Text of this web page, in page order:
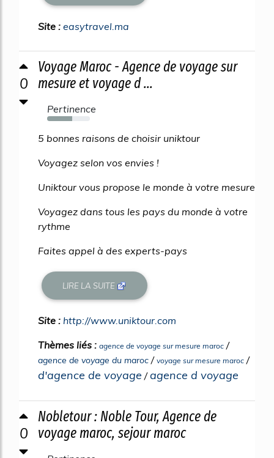
Site : easytravel.ma
0
Voyage Maroc - Agence de voyage sur
mesure et voyage d ...
Pertinence
58%
5 bonnes raisons de choisir uniktour
Voyagez selon vos envies !
Uniktour vous propose le monde à votre mesure
Voyagez dans tous les pays du monde à votre
rythme
Faites appel à des experts-pays
LIRE LA SUITE
Site : http://www.uniktour.com
Thèmes liés : agence de voyage sur mesure maroc /
agence de voyage du maroc / voyage sur mesure maroc /
d'agence de voyage /agence d voyage
0
Nobletour : Noble Tour, Agence de
voyage maroc, sejour maroc